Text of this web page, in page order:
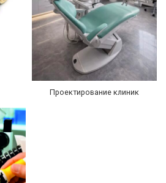
Проектирование клиник